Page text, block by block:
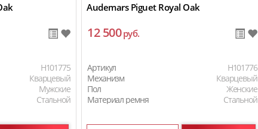
H101775
Кварцевый
Мужские
Стальной
Audemars Piguet Royal Oak
12 500руб.
Артикул
H101776
Механизм
Кварцевый
Пол
Женские
Материал ремня
Стальной